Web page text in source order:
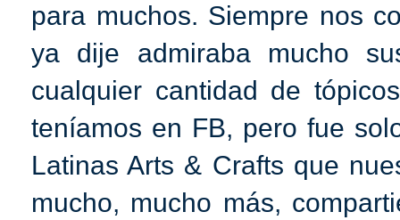
para muchos. Siempre nos
ya dije admiraba mucho
cualquier cantidad de
teníamos en FB, pero fue
Latinas Arts & Crafts que
mucho, mucho más,